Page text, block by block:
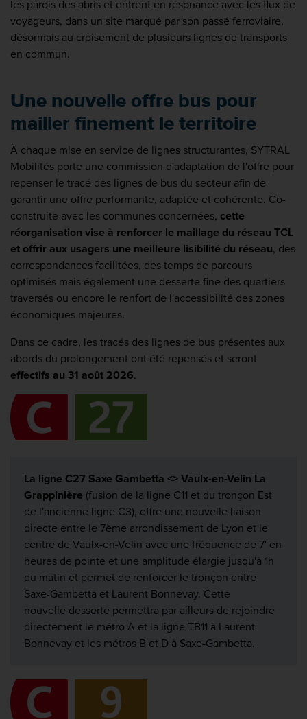
les parois des abris et entrent en résonance avec les flux de
voyageurs, dans un site marqué par son passé ferroviaire,
désormais au croisement de plusieurs lignes de transports
en commun.
Une nouvelle offre bus pour
mailler finement le territoire
À chaque mise en service de lignes structurantes, SYTRAL
Mobilités porte une commission d'adaptation de l'offre pour
repenser le tracé des lignes de bus du secteur afin de
garantir une offre performante, adaptée et cohérente. Co-
construite avec les communes concernées, cette
réorganisation vise à renforcer le maillage du réseau TCL
et offrir aux usagers une meilleure lisibilité du réseau, des
correspondances facilitées, des temps de parcours
optimisés mais également une desserte fine des quartiers
traversés ou encore le renfort de l'accessibilité des zones
économiques majeures.
Dans ce cadre, les tracés des lignes de bus présentes aux
abords du prolongement ont été repensés et seront
effectifs au 31 août 2026.
La ligne C27 Saxe Gambetta <> Vaulx-en-Velin La
Grappinière (fusion de la ligne C11 et du tronçon Est
de l'ancienne ligne C3), offre une nouvelle liaison
directe entre le 7ème arrondissement de Lyon et le
centre de Vaulx-en-Velin avec une fréquence de 7' en
heures de pointe et une amplitude élargie jusqu'à 1h
du matin et permet de renforcer le tronçon entre
Saxe-Gambetta et Laurent Bonnevay. Cette
nouvelle desserte permettra par ailleurs de rejoindre
directement le métro A et la ligne TB11 à Laurent
Bonnevay et les métros B et D à Saxe-Gambetta.